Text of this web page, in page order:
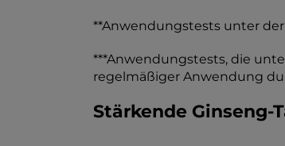
**Anwendungstests unter
***Anwendungstests, die
regelmäßiger Anwendung
Stärkende Ginseng-